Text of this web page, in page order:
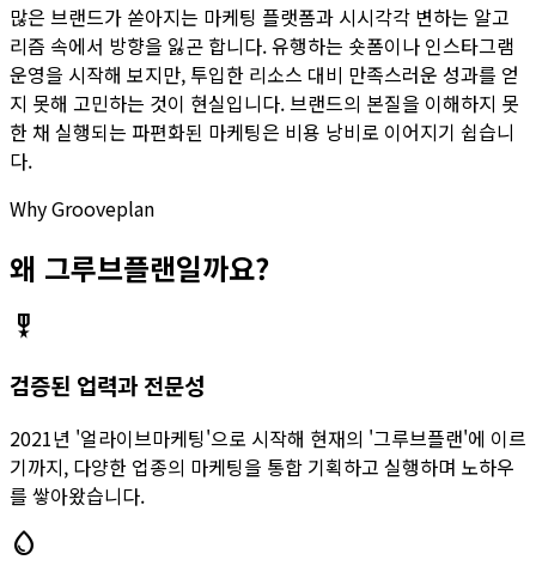
많은 브랜드가 쏟아지는 마케팅 플랫폼과 시시각각 변하는 알고
리즘 속에서 방향을 잃곤 합니다. 유행하는 숏폼이나 인스타그램
운영을 시작해 보지만, 투입한 리소스 대비 만족스러운 성과를 얻
지 못해 고민하는 것이 현실입니다. 브랜드의 본질을 이해하지 못
한 채 실행되는 파편화된 마케팅은 비용 낭비로 이어지기 쉽습니
다.
Why Grooveplan
왜 그루브플랜일까요?
military_tech
검증된 업력과 전문성
2021년 '얼라이브마케팅'으로 시작해 현재의 '그루브플랜'에 이르
기까지, 다양한 업종의 마케팅을 통합 기획하고 실행하며 노하우
를 쌓아왔습니다.
water_drop